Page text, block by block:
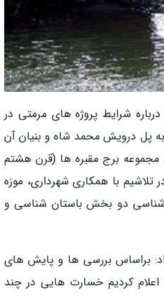
شرایط پروژه های مرمتی در
پل سیکاپل (معروف به پل درویش محمد شاه و بنیان آن
نسبت داده شده است)، موزه کلبادی (با قدمتی در حدود 200 سال)، مجموعه برج مقبره ها (قرن هشتم
می شود. همچنین در تلاشیم با همکاری شهرداری، موزه
و مردم شناسی دو بخش باستان شناسی و
براساس بررسی ها و پایش های
اعلام کردیم خسارت هایی در چند